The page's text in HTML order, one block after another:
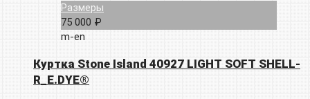
Размеры
75 000 ₽
m-en
Куртка Stone Island 40927 LIGHT SOFT SHELL-
R_E.DYE®